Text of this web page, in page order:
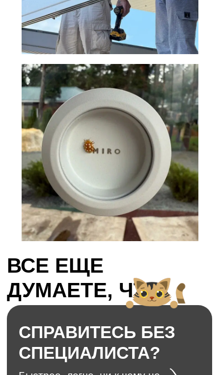
Стекла с
напылением
Рама может быть
окрашена множеством
оттенков краски:
богатая палитра
оттенков в цвет фасада
и интерьера для
ламинации
Эффективная
солнцезащита и
энергосбережение
(несколько оттенков)
Окна с
раскладкой и
мозаикой
Умные жалюзи внутри
окна, регулируются
пыляться, позволяют
протирать стекла
Декор крепится на
стекло, делает
окно уютнее
Окна со
жалюзи